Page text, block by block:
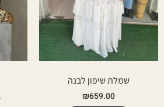
שמלת שיפון לבנה
₪659.00